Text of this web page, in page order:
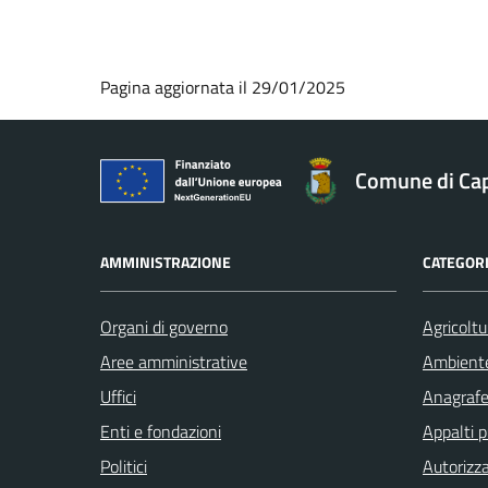
Pagina aggiornata il 29/01/2025
Comune di
AMMINISTRAZIONE
Organi di governo
Aree amministrative
Uffici
Enti e fondazioni
Politici
Appalti